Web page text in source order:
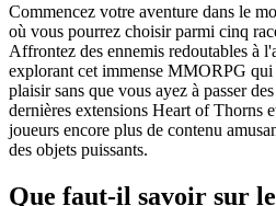
Commencez votre aventure dans le
où vous pourrez choisir parmi cinq
Affrontez des ennemis redoutables à
explorant cet immense MMORPG
plaisir sans que vous ayez à passer
dernières extensions Heart of Thorns
joueurs encore plus de contenu
des objets puissants.
Que faut-il savoir sur